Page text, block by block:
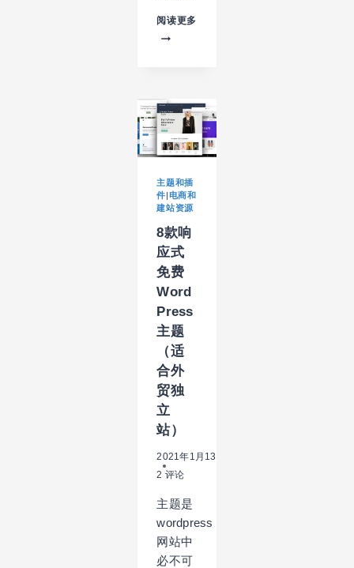
阅读更多
轻
量
电
商
主题和插
件|电商和
建站资源
8款响
应式
免费
Word
Press
主题
（适
合外
贸独
立
站）
2021年1月13日
2 评论
主题是
wordpress
网站中
必不可